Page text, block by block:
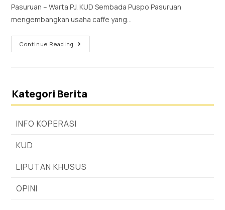
Pasuruan – Warta PJ. KUD Sembada Puspo Pasuruan
mengembangkan usaha caffe yang…
Continue Reading
Kategori Berita
INFO KOPERASI
KUD
LIPUTAN KHUSUS
OPINI